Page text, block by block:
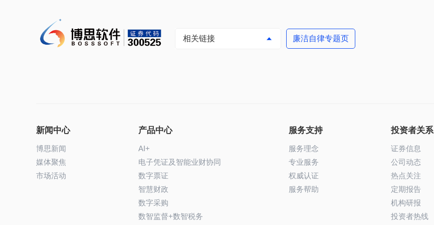
相关链接  廉洁自律专题页
新闻中心
博思新闻
媒体聚焦
市场活动
产品中心
AI+
电子凭证及智能业财协同
数字票证
智慧财政
数字采购
数智监督+数智税务
服务支持
服务理念
专业服务
权威认证
服务帮助
投资者关系
证券信息
公司动态
热点关注
定期报告
机构研报
投资者热线